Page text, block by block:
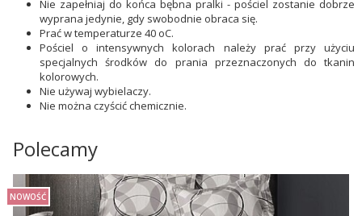
Nie zapełniaj do końca bębna pralki - pościel zostanie dobrze
wyprana jedynie, gdy swobodnie obraca się.
Prać w temperaturze 40 oC.
Pościel o intensywnych kolorach należy prać przy użyciu
specjalnych środków do prania przeznaczonych do tkanin
kolorowych.
Nie używaj wybielaczy.
Nie można czyścić chemicznie.
Polecamy
NOWOŚĆ